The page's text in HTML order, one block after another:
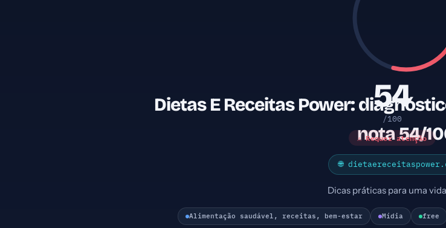
54
/100
⚠ Requer atenção
Dietas E Receitas Power:
nota 54/
🌐
Dicas práticas para uma
Alimentação saudável, receitas, bem-estar Mídia free